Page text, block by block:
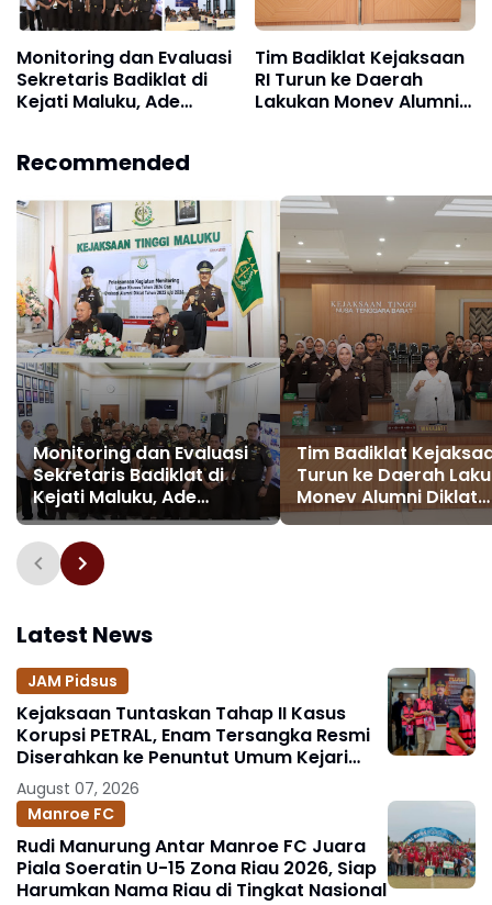
Monitoring dan Evaluasi
Sekretaris Badiklat di
Kejati Maluku, Ade
Pendidikan dan
Terintegrasi
Tim Badiklat Kejaksaan
RI Turun ke Daerah
Lakukan Monev Alumni
dan Kejari
Recommended
Monitoring dan Evaluasi
Sekretaris Badiklat di
Kejati Maluku, Ade
Tadjudin: Badiklat
sebagai Lembaga
Pendidikan dan Pelatihan
yang Terintegrasi
Tim Badiklat
Turun ke Daerah
Monev Alumni Diklat
2024 Implementasi
Latest News
JAM Pidsus
Kejaksaan Tuntaskan Tahap II Kasus
Korupsi PETRAL, Enam Tersangka Resmi
Diserahkan ke Penuntut Umum Kejari
Jakpus
August 07, 2026
Manroe FC
Rudi Manurung Antar Manroe FC Juara
Piala Soeratin U-15 Zona Riau 2026, Siap
Harumkan Nama Riau di Tingkat Nasional